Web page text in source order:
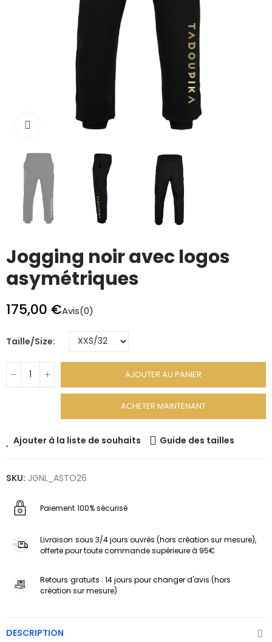
Cliquez pour agrandir
Jogging noir avec logos
asymétriques
175,00 €Avis(0)
Taille/Size
AJOUTER AU PANIER
ACHETER MAINTENANT
Ajouter à la liste de souhaits Guide des tailles
SKU: JGNL_ASTO26
Paiement 100% sécurisé
Livraison sous 3/4 jours ouvrés (hors création sur mesure),
offerte pour toute commande supérieure à 95€
Retours gratuits : 14 jours pour changer d'avis (hors
création sur mesure)
DESCRIPTION